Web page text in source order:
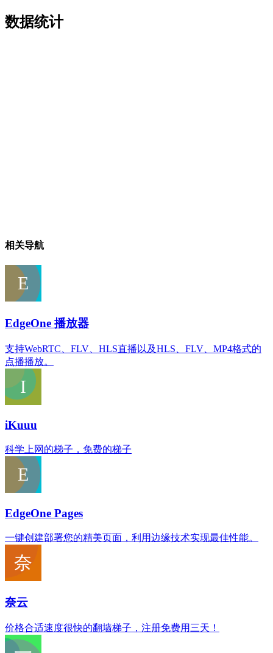
数据统计
相关导航
EdgeOne 播放器
支持WebRTC、FLV、HLS直播以及HLS、FLV、MP4格式的
点播播放。
iKuuu
科学上网的梯子，免费的梯子
EdgeOne Pages
一键创建部署您的精美页面，利用边缘技术实现最佳性能。
奈云
价格合适速度很快的翻墙梯子，注册免费用三天！